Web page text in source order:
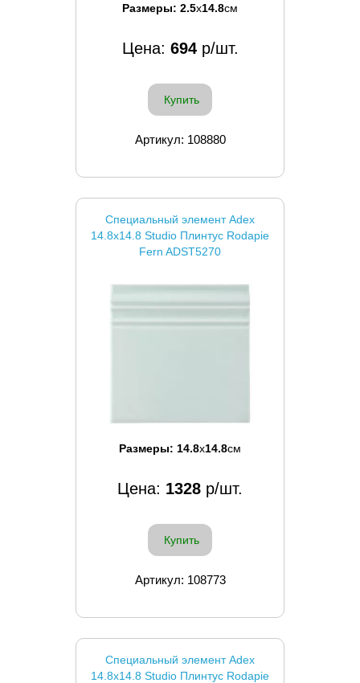
Размеры: 2.5x14.8см
Цена: 694р/шт.
Купить
Артикул: 108880
Специальный элемент Adex
14.8x14.8 Studio Плинтус Rodapie
Fern ADST5270
Размеры: 14.8x14.8см
Цена: 1328 р/шт.
Купить
Артикул: 108773
Специальный элемент Adex
14.8x14.8 Studio Плинтус Rodapie